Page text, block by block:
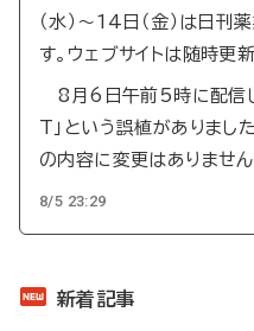
（水）～14日（金）は日刊
す。ウェブサイトは随時更新
8月6日午前5時に配信
T」という誤植がありまし
の内容に変更はありません
8/5 23:29
新着記事